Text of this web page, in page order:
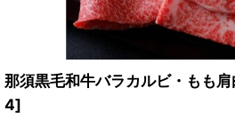
那須黒毛和牛バラカルビ・もも
4]